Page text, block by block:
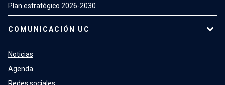
Plan estratégico 2026-2030
COMUNICACIÓN UC
Noticias
Agenda